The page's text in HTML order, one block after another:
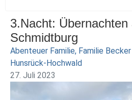
3.Nacht:
Schmidtburg
Abenteuer Familie, Familie
Hunsrück-Hochwald
27. Juli 2023